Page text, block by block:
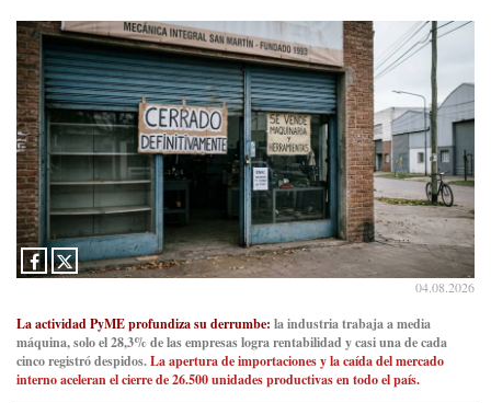
04.08.2026
La actividad PyME profundiza su derrumbe: la industria trabaja a media
máquina, solo el 28,3% de las empresas logra rentabilidad y casi una de cada
cinco registró despidos.La apertura de importaciones y la caída del mercado
interno aceleran el cierre de 26.500 unidades productivas en todo el país.